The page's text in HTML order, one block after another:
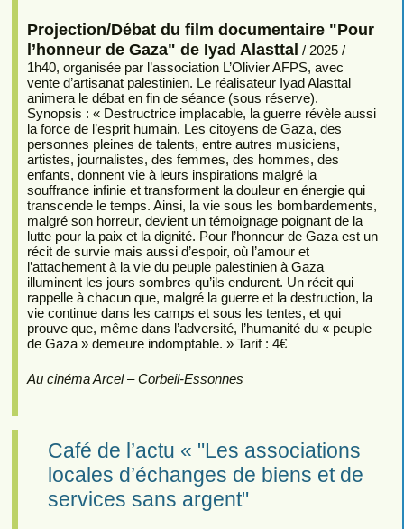
Projection/Débat du film documentaire "Pour
l’honneur de Gaza" de Iyad Alasttal / 2025 /
1h40, organisée par l’association L’Olivier AFPS, avec
vente d’artisanat palestinien. Le réalisateur Iyad Alasttal
animera le débat en fin de séance (sous réserve).
Synopsis : « Destructrice implacable, la guerre révèle aussi
la force de l’esprit humain. Les citoyens de Gaza, des
personnes pleines de talents, entre autres musiciens,
artistes, journalistes, des femmes, des hommes, des
enfants, donnent vie à leurs inspirations malgré la
souffrance infinie et transforment la douleur en énergie qui
transcende le temps. Ainsi, la vie sous les bombardements,
malgré son horreur, devient un témoignage poignant de la
lutte pour la paix et la dignité. Pour l’honneur de Gaza est un
récit de survie mais aussi d’espoir, où l’amour et
l’attachement à la vie du peuple palestinien à Gaza
illuminent les jours sombres qu’ils endurent. Un récit qui
rappelle à chacun que, malgré la guerre et la destruction, la
vie continue dans les camps et sous les tentes, et qui
prouve que, même dans l’adversité, l’humanité du « peuple
de Gaza » demeure indomptable. » Tarif : 4€
Au cinéma Arcel – Corbeil-Essonnes
Café de l’actu « "Les associations
locales d’échanges de biens et de
services sans argent"